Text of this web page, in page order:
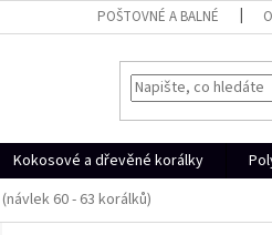
POŠTOVNÉ A BALNÉ
Kokosové a dřevěné korálky
60 - 63 korálků)